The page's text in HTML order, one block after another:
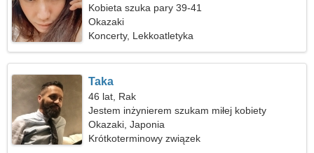
Kobieta szuka pary 39-41
Okazaki
Koncerty, Lekkoatletyka
Taka
46 lat, Rak
Jestem inżynierem szukam miłej kobiety
Okazaki, Japonia
Krótkoterminowy związek